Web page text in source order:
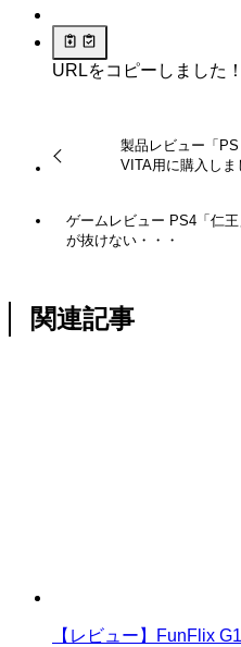
URLをコピーしました！
製品レビュー「
VITA用に購入しま
ゲームレビュー PS4「仁
が抜けない・・・
関連記事
【レビュー】FunFlix